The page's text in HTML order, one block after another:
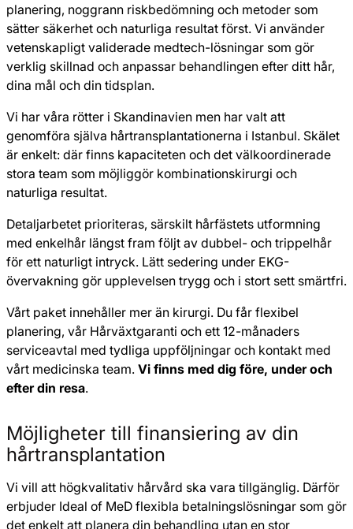
planering, noggrann riskbedömning och metoder som
sätter säkerhet och naturliga resultat först. Vi använder
vetenskapligt validerade medtech-lösningar som gör
verklig skillnad och anpassar behandlingen efter ditt hår,
dina mål och din tidsplan.
Vi har våra rötter i Skandinavien men har valt att
genomföra själva hårtransplantationerna i Istanbul. Skälet
är enkelt: där finns kapaciteten och det välkoordinerade
stora team som möjliggör kombinationskirurgi och
naturliga resultat.
Detaljarbetet prioriteras, särskilt hårfästets utformning
med enkelhår längst fram följt av dubbel- och trippelhår
för ett naturligt intryck. Lätt sedering under EKG-
övervakning gör upplevelsen trygg och i stort sett smärtfri.
Vårt paket innehåller mer än kirurgi. Du får flexibel
planering, vår Hårväxtgaranti och ett 12-månaders
serviceavtal med tydliga uppföljningar och kontakt med
vårt medicinska team. Vi finns med dig före, under och
efter din resa.
Möjligheter till finansiering av din
hårtrans­plantation
Vi vill att högkvalitativ hårvård ska vara tillgänglig. Därför
erbjuder Ideal of MeD flexibla betalningslösningar som gör
det enkelt att planera din behandling utan en stor